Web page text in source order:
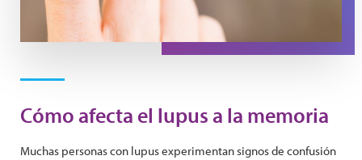
Cómo afecta el lupus a la memoria
Muchas personas con lupus experimentan signos de confusión